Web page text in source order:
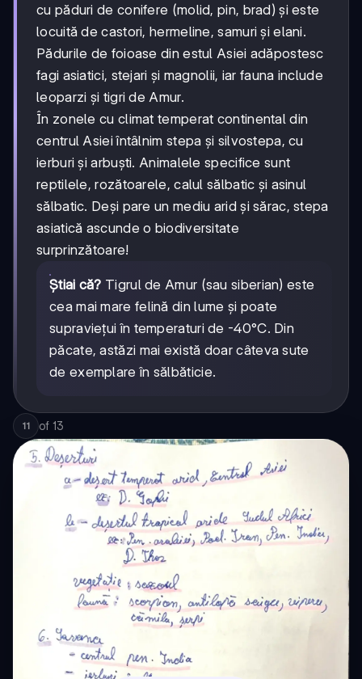
cu păduri de conifere (molid, pin, brad) și este
locuită de castori, hermeline, samuri și elani.
Pădurile de foioase din estul Asiei adăpostesc
fagi asiatici, stejari și magnolii, iar fauna include
leoparzi și tigri de Amur.
În zonele cu climat temperat continental din
centrul Asiei întâlnim stepa și silvostepa, cu
ierburi și arbuști. Animalele specifice sunt
reptilele, rozătoarele, calul sălbatic și asinul
sălbatic. Deși pare un mediu arid și sărac, stepa
asiatică ascunde o biodiversitate
surprinzătoare!
Știai că? Tigrul de Amur (sau siberian) este
cea mai mare felină din lume și poate
supraviețui în temperaturi de -40°C. Din
păcate, astăzi mai există doar câteva sute
de exemplare în sălbăticie.
11 of 13